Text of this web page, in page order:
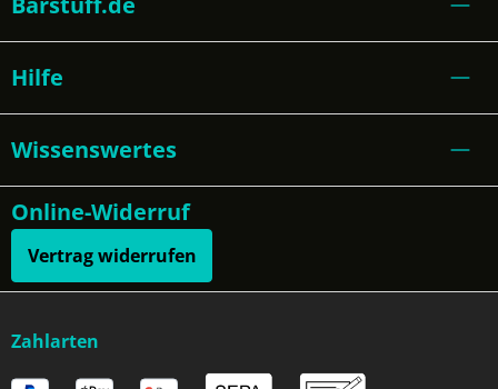
Hilfe
Wissenswertes
Online-Widerruf
Vertrag widerrufen
Zahlarten